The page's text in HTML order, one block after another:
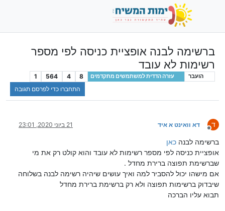
ברשימה לבנה אופציית כניסה לפי מספר
רשימות לא עובד
הועבר עזרה הדדית למשתמשים מתקדמים 8
4
564
1
התחברו כדי לפרסם תגובה
ד
מנותק
דא וואינט א איד 21 ביוני 2020, 23:01
ברשימה לבנה כאן
אופציית כניסה לפי מספר רשימות לא עובד והוא קולט רק את מי
שברשימת תפוצה ברירת מחדל .
אם מישהו יכול להסביר למה ואיך עושים שיהיה רשימה לבנה בשלוחה
שיבדוק ברשימות תפוצה ולא רק ברשימת ברירת מחדל
תבוא עליו הברכה